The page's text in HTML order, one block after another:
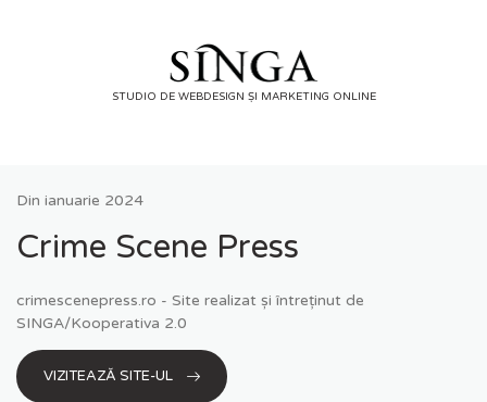
STUDIO DE WEBDESIGN ȘI MARKETING ONLINE
Din ianuarie 2024
Crime Scene Press
crimescenepress.ro - Site realizat și întreținut de
SINGA/Kooperativa 2.0
VIZITEAZĂ SITE-UL